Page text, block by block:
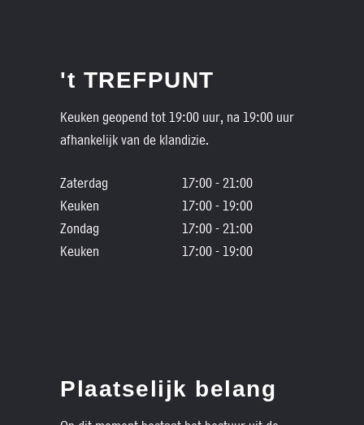
't TREFPUNT
Keuken geopend tot 19:00 uur, na 19:00 uur
afhankelijk van de klandizie.
Zaterdag
17:00 - 21:00
Keuken
17:00 - 19:00
Zondag
17:00 - 21:00
Keuken
17:00 - 19:00
Plaatselijk belang